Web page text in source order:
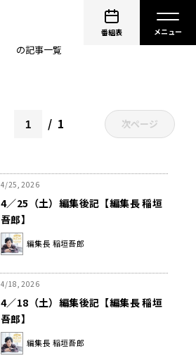
番組表
の記事一覧
1 次ページ
4/25, 2026
4／25（土）編集後記【編集長 稲垣
吾郎】
編集長 稲垣吾郎
4/18, 2026
4／18（土）編集後記【編集長 稲垣
吾郎】
編集長 稲垣吾郎